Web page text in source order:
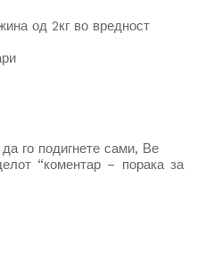
од 2кг во вредност
го подигнете сами, Ве
“коментар – порака за